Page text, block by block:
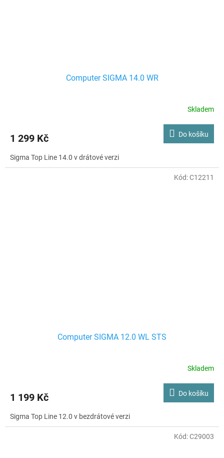
Computer SIGMA 14.0 WR
Skladem
1 299 Kč Do košíku
Sigma Top Line 14.0 v drátové verzi
Computer SIGMA 12.0 WL STS
Skladem
1 199 Kč Do košíku
Sigma Top Line 12.0 v bezdrátové verzi
Kód:C12211
Kód:C29003